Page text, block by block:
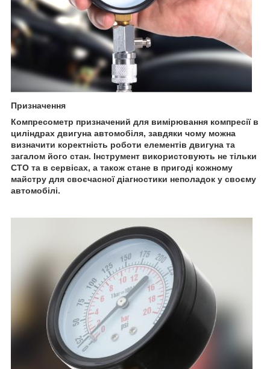
Призначення
Компресометр призначений для вимірювання компресії в
циліндрах двигуна автомобіля, завдяки чому можна
визначити коректність роботи елементів двигуна та
загалом його стан. Інструмент використовують не тільки
СТО та в сервісах, а також стане в пригоді кожному
майстру для своєчасної діагностики неполадок у своєму
автомобілі.